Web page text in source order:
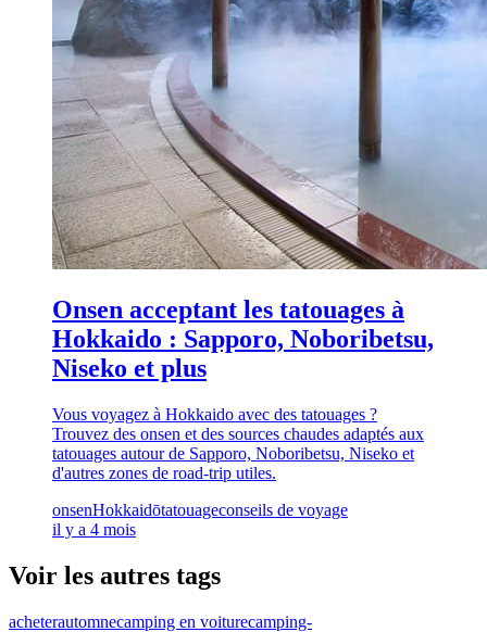
Onsen acceptant les tatouages ​​à
Hokkaido : Sapporo, Noboribetsu,
Niseko et plus
Vous voyagez à Hokkaido avec des tatouages ​​?
Trouvez des onsen et des sources chaudes adaptés aux
tatouages ​​autour de Sapporo, Noboribetsu, Niseko et
d'autres zones de road-trip utiles.
onsenHokkaidōtatouageconseils de voyage
il y a 4 mois
Voir les autres tags
acheterautomnecamping en voiturecamping-